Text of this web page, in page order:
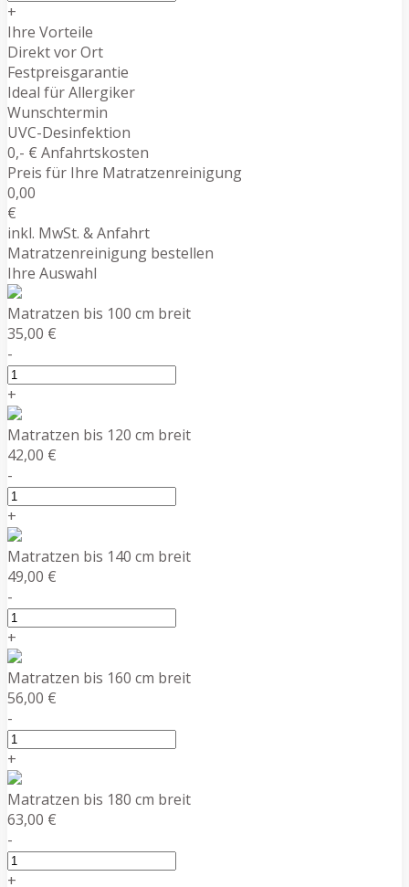
+
Ihre Vorteile
Direkt vor Ort
Festpreisgarantie
Ideal für Allergiker
Wunschtermin
UVC-Desinfektion
0,- € Anfahrtskosten
Preis für Ihre Matratzenreinigung
0,00
€
inkl. MwSt. & Anfahrt
Matratzenreinigung bestellen
Ihre Auswahl
Matratzen bis 100 cm breit
35,00 €
-
+
Matratzen bis 120 cm breit
42,00 €
-
+
Matratzen bis 140 cm breit
49,00 €
-
+
Matratzen bis 160 cm breit
56,00 €
-
+
Matratzen bis 180 cm breit
63,00 €
-
+